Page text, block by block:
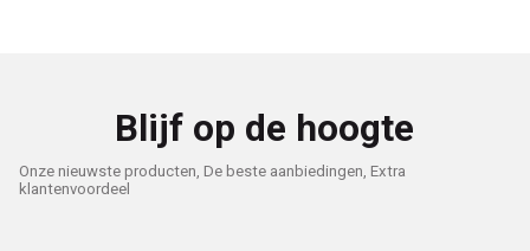
Blijf op de hoogte
Onze nieuwste producten, De beste aanbiedingen, Extra
klantenvoordeel